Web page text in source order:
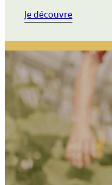
Je découvre
Annonce
29
–
Cherche
ferme
laitière